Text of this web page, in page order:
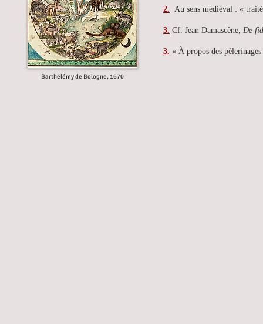
Barthélémy de Bologne, 1670
2. Au sens médiéval : «
3. Cf. Jean Damascène, De
3. « À propos des